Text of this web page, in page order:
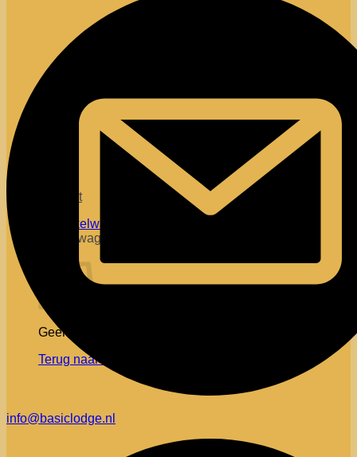
Contact
Winkelwagen
Geen producten in de winkelwagen.
Terug naar winkel
info@basiclodge.nl